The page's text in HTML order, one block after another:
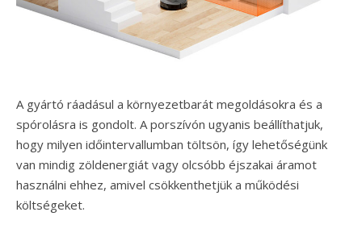
A gyártó ráadásul a környezetbarát megoldásokra és a
spórolásra is gondolt. A porszívón ugyanis beállíthatjuk,
hogy milyen időintervallumban töltsön, így lehetőségünk
van mindig zöldenergiát vagy olcsóbb éjszakai áramot
használni ehhez, amivel csökkenthetjük a működési
költségeket.